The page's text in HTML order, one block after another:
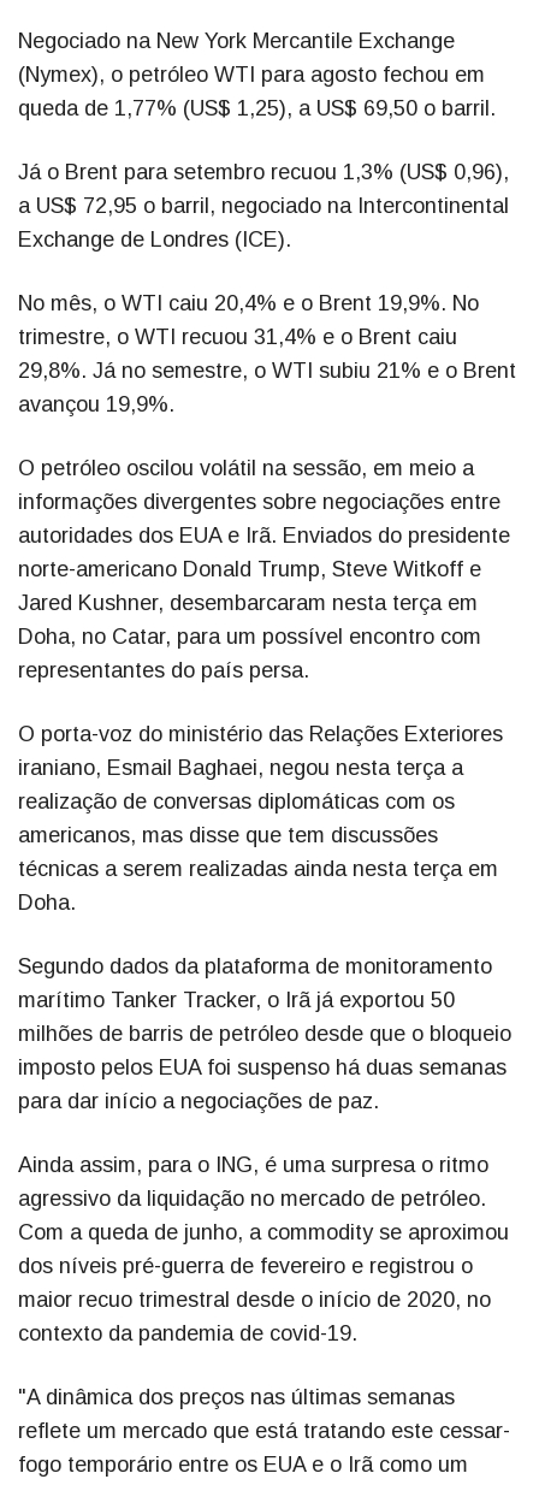
Negociado na New York Mercantile Exchange
(Nymex), o petróleo WTI para agosto fechou em
queda de 1,77% (US$ 1,25), a US$ 69,50 o barril.
Já o Brent para setembro recuou 1,3% (US$ 0,96),
a US$ 72,95 o barril, negociado na Intercontinental
Exchange de Londres (ICE).
No mês, o WTI caiu 20,4% e o Brent 19,9%. No
trimestre, o WTI recuou 31,4% e o Brent caiu
29,8%. Já no semestre, o WTI subiu 21% e o Brent
avançou 19,9%.
O petróleo oscilou volátil na sessão, em meio a
informações divergentes sobre negociações entre
autoridades dos EUA e Irã. Enviados do presidente
norte-americano Donald Trump, Steve Witkoff e
Jared Kushner, desembarcaram nesta terça em
Doha, no Catar, para um possível encontro com
representantes do país persa.
O porta-voz do ministério das Relações Exteriores
iraniano, Esmail Baghaei, negou nesta terça a
realização de conversas diplomáticas com os
americanos, mas disse que tem discussões
técnicas a serem realizadas ainda nesta terça em
Doha.
Segundo dados da plataforma de monitoramento
marítimo Tanker Tracker, o Irã já exportou 50
milhões de barris de petróleo desde que o bloqueio
imposto pelos EUA foi suspenso há duas semanas
para dar início a negociações de paz.
Ainda assim, para o ING, é uma surpresa o ritmo
agressivo da liquidação no mercado de petróleo.
Com a queda de junho, a commodity se aproximou
dos níveis pré-guerra de fevereiro e registrou o
maior recuo trimestral desde o início de 2020, no
contexto da pandemia de covid-19.
"A dinâmica dos preços nas últimas semanas
reflete um mercado que está tratando este cessar-
fogo temporário entre os EUA e o Irã como um